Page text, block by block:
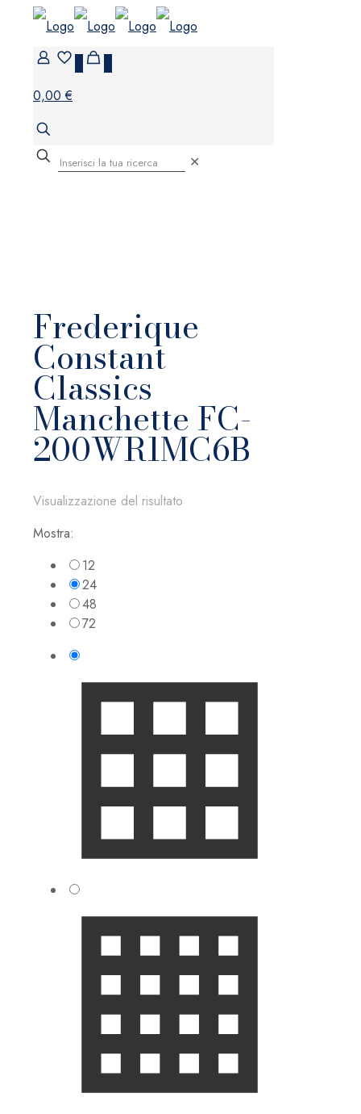
0,00 €
✕
Frederique
Constant
Classics
Manchette FC-
200WR1MC6B
Visualizzazione del risultato
Mostra:
12
24
48
72